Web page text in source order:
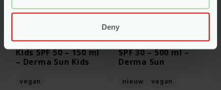
Deny
Zonnebrand Lotion
Kids SPF 50 – 150 ml
– Derma Sun Kids
vegan
Zonnebrand Lotion
SPF 30 – 500 ml –
Derma Sun
nieuw vegan